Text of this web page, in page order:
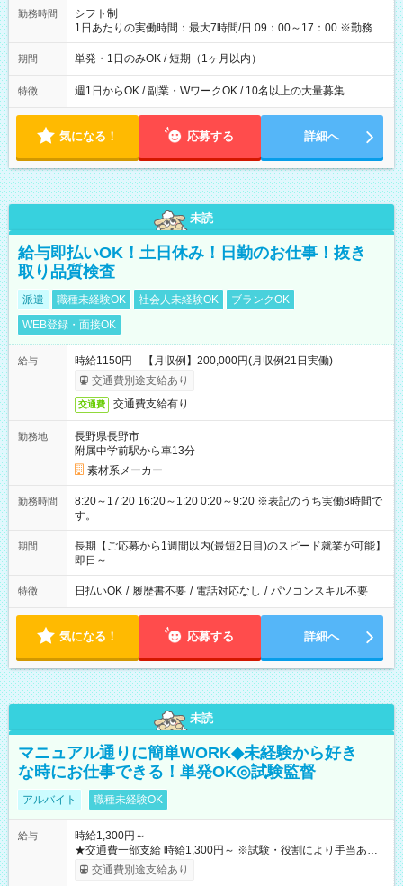
間】試用期間なし
勤務時間
シフト制
1日あたりの実働時間：最大7時間/日 09：00～17：00 ※勤務時
間は 試験により異なります。
期間 単発・1日のみOK / 短期（1ヶ月以内）
特徴 週1日からOK / 副業・WワークOK / 10名以上の大量募集
気になる！ 応募する 詳細へ
未読
給与即払いOK！土日休み！日勤のお仕事！抜き
取り品質検査
派遣 職種未経験OK 社会人未経験OK
ブランクOK
WEB登録・面接OK
給与
時給1150円 【月収例】200,000円(月収例21日実働)
交通費別途支給あり
交通費 交通費支給有り
勤務地
長野県長野市
附属中学前駅から車13分
素材系メーカー
勤務時間
8:20～17:20 16:20～1:20 0:20～9:20 ※表記のうち実働8時間で
す。
期間
長期【ご応募から1週間以内(最短2日目)のスピード就業が可能】
即日～
特徴 日払いOK / 履歴書不要 / 電話対応なし / パソコンスキル不要
気になる！ 応募する 詳細へ
未読
マニュアル通りに簡単WORK◆未経験から好き
な時にお仕事できる！単発OK◎試験監督
アルバイト 職種未経験OK
給与
時給1,300円～
★交通費一部支給 時給1,300円～ ※試験・役割により手当あり
※勤務回数により昇給あり 【即給（前払い）オプションあ
り！】 希望される場合、勤務から1週間ほどで給与の一部を受け
交通費別途支給あり